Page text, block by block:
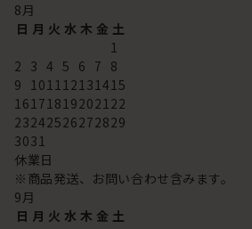
8月
日 月 火 水 木 金 土
1
2 3 4 5 6 7 8
9 101112131415
16171819202122
23242526272829
3031
休業日
※商品発送、お問い合わせ含みます。
9月
日 月 火 水 木 金 土